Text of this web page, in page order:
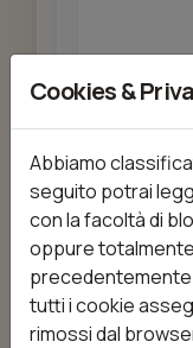
Body
da
Cookies &
Abbiamo
seguito potrai
con la facoltà di
oppure
tutti i cookie
rimossi dal